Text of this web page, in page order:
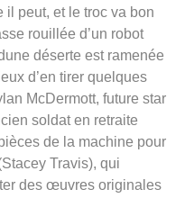
il peut, et le troc va bon
rouillée d’un robot
déserte est ramenée
d’en tirer quelques
McDermott, future star
soldat en retraite
de la machine pour
Travis), qui
des œuvres originales